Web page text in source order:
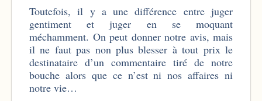
Toutefois, il y a une différence entre juger
gentiment et juger en se moquant
méchamment. On peut donner notre avis, mais
il ne faut pas non plus blesser à tout prix le
destinataire d’un commentaire tiré de notre
bouche alors que ce n’est ni nos affaires ni
notre vie…